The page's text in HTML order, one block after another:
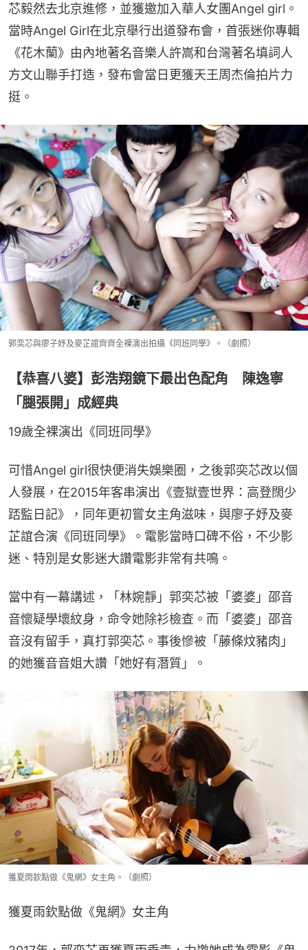
芯毅然去北京進修，並獲邀加入華人女團Angel girl。
當時Angel Girl在北京舉行出道發布會，首張迷你專輯
《花木蘭》由內地著名音樂人許嵩和台灣著名填詞人
方文山聯手打造，發布會當日更獲天王周杰倫拍片力
挺。
郭奕芯與廖子妤及麥芷誼齊齊全裸演出拍攝《同班同學》。（劇照）
【恭喜八婆】彭浩翔鏡下最出色配角 陳逸寧
「腿張開」成經典
19歲全裸演出《同班同學》
可惜Angel girl很快便消失娛樂圈，之後郭奕芯改以個
人發展，在2015年客串演出《壹獄壹世界：高登闊少
踎監日記》，同年更初嘗女主角滋味，與廖子妤及麥
芷誼合演《同班同學》。電影當時口碑不俗，不少影
迷、特別是女影迷大讚電影非常有共鳴。
當中有一幕講述，「林婉靜」郭奕芯被「婆婆」邵音
音懷疑學壞紋身，命令她除衫檢查。而「婆婆」邵音
音沒有留手，真打郭奕芯。事後慘被「藤條炆豬肉」
的她獲音音姐大讚「她好有潛質」。
獲夏雨欽點做《鬼網》女主角。（劇照）
獲夏雨欽點做《鬼網》女主角